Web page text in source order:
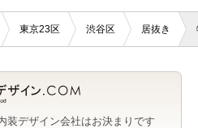
東京23区 渋谷区 居抜き
装デザイン会社はお決まりです